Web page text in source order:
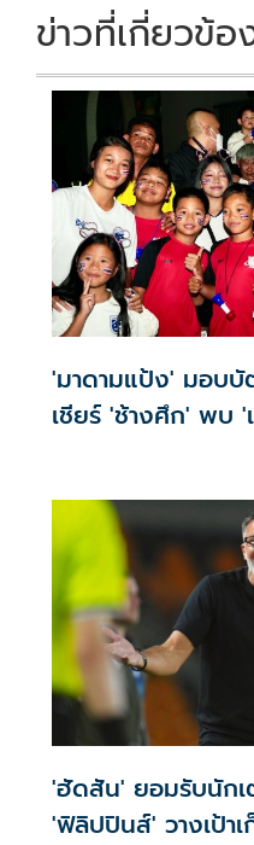
ข่าวที่เกี่ยวข้อ
'มาดามแป้ง' มอบบั
เชียร์ 'ช้างศึก' พบ '
'ฮัดสัน' ยอมรับนักเ
'ฟิลิปปินส์' วางเป้า